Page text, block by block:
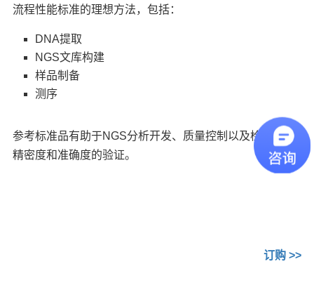
流程性能标准的理想方法，包括：
DNA提取
NGS文库构建
样品制备
测序
参考标准品有助于NGS分析开发、质量控制以及检测限、
精密度和准确度的验证。
订购>>